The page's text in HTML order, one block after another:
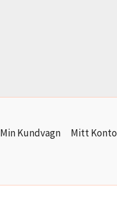
Min Kundvagn Mitt Konto